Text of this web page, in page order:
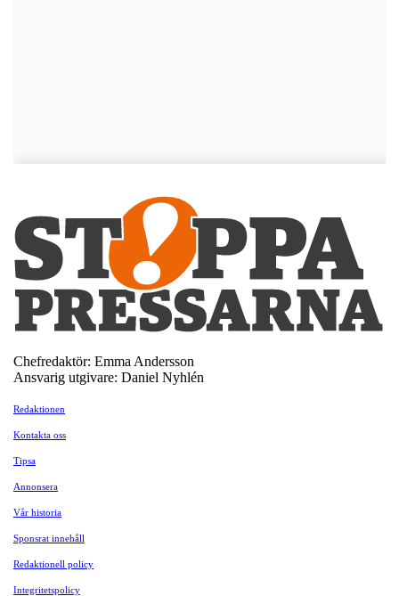
Chefredaktör: Emma Andersson
Ansvarig utgivare: Daniel Nyhlén
Redaktionen
Kontakta oss
Tipsa
Annonsera
Vår historia
Sponsrat innehåll
Redaktionell policy
Integritetspolicy